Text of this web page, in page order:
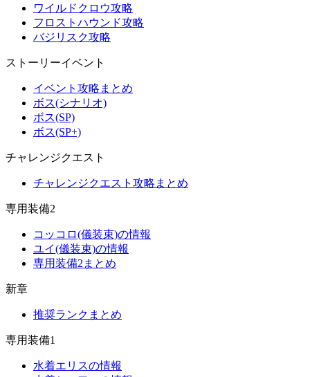
ワイルドクロウ攻略
フロストハウンド攻略
バジリスク攻略
ストーリーイベント
イベント攻略まとめ
ボス(シナリオ)
ボス(SP)
ボス(SP+)
チャレンジクエスト
チャレンジクエスト攻略まとめ
専用装備2
コッコロ(儀装束)の情報
ユイ(儀装束)の情報
専用装備2まとめ
新章
推奨ランクまとめ
専用装備1
水着エリスの情報